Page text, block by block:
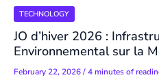
TECHNOLOGY
JO d’hiver 2026 :
Environnemental sur la
February 22, 2026/4 minutes of